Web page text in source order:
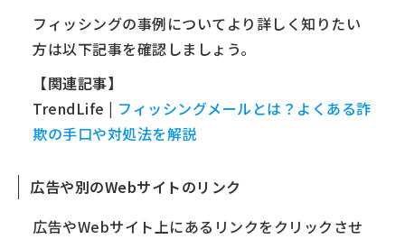
フィッシングの事例についてより詳しく知りたい
方は以下記事を確認しましょう。
【関連記事】
TrendLife | フィッシングメールとは？よくある詐
欺の手口や対処法を解説
広告や別のWebサイトのリンク
広告やWebサイト上にあるリンクをクリックさせ